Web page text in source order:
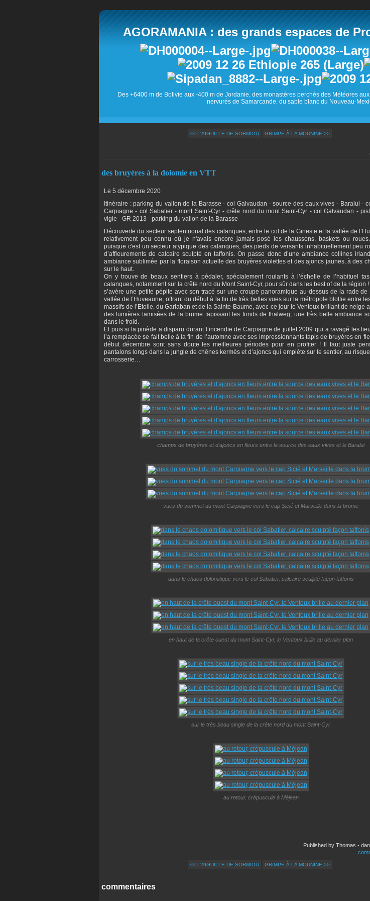
AGORAMANIA : des grands espaces de
Des +6400 m de Bolivie aux -400 m de Jordanie, des monastères perchés des Météores
nervurés de Samarcande, du sable blanc du Nouveau-
<< L'AIGUILLE DE SORMIOU GRIMPE À LA MOUNINE >>
des bruyères à la dolomie en VTT
Le 5 décembre 2020
Itinéraire : parking du vallon de la Barasse - col Galvaudan - source des eaux vives - Baralui -
Carpiagne - col Sabatier - mont Saint-Cyr - crête nord du mont Saint-Cyr - col Galvaudan -
vigie - GR 2013 - parking du vallon de la Barasse
Découverte du secteur septentrional des calanques, entre le col de la Gineste et la vallée de
relativement peu connu où je n'avais encore jamais posé les chaussons, baskets ou roues.
puisque c'est un secteur atypique des calanques, des pieds de versants inhabituellement peu
d’affleurements de calcaire sculpté en taffonis. On passe donc d’une ambiance collines
ambiance sublimée par la floraison actuelle des bruyères violettes et des ajoncs jaunes, à des
sur le haut.
On y trouve de beaux sentiers à pédaler, spécialement roulants à l’échelle de l’habituel
calanques, notamment sur la crête nord du Mont Saint-Cyr, pour sûr dans les best of de la région
s’avère une petite pépite avec son tracé sur une croupe panoramique au-dessus de la rade
vallée de l’Huveaune, offrant du début à la fin de très belles vues sur la métropole blottie entre
massifs de l’Etoile, du Garlaban et de la Sainte-Baume, avec ce jour le Ventoux brillant de neige
des lumières tamisées de la brume tapissant les fonds de thalweg, une très belle ambiance
dans le froid.
Et puis si la pinède a disparu durant l’incendie de Carpiagne de juillet 2009 qui a ravagé les
l’a remplacée se fait belle à la fin de l’automne avec ses impressionnants tapis de bruyères en
début décembre sont sans doute les meilleures périodes pour en profiter ! Il faut juste
pantalons longs dans la jungle de chênes kermès et d’ajoncs qui empiète sur le sentier, au
carrosserie…
champs de bruyères et d'ajoncs en fleurs entre la source des eaux vives et le Baralui
vues du sommet du mont Carpiagne vers le cap Sicié et Marseille dans la brume
dans le chaos dolomitique vers le col Sabatier, calcaire sculpté façon taffonis
en haut de la crête ouest du mont Saint-Cyr, le Ventoux brille au dernier plan
sur le très beau single de la crête nord du mont Saint-Cyr
au retour, crépuscule à Méjean
Published by Thomas -
<< L'AIGUILLE DE SORMIOU GRIMPE À LA MOUNINE >>
commentaires